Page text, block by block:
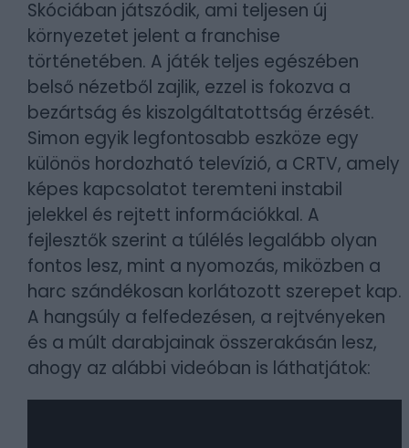
Skóciában játszódik, ami teljesen új
környezetet jelent a franchise
történetében. A játék teljes egészében
belső nézetből zajlik, ezzel is fokozva a
bezártság és kiszolgáltatottság érzését.
Simon egyik legfontosabb eszköze egy
különös hordozható televízió, a CRTV, amely
képes kapcsolatot teremteni instabil
jelekkel és rejtett információkkal. A
fejlesztők szerint a túlélés legalább olyan
fontos lesz, mint a nyomozás, miközben a
harc szándékosan korlátozott szerepet kap.
A hangsúly a felfedezésen, a rejtvényeken
és a múlt darabjainak összerakásán lesz,
ahogy az alábbi videóban is láthatjátok: